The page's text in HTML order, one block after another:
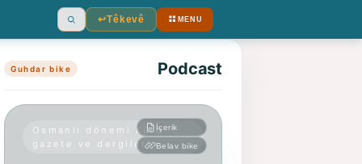
Ara ↩︎Têkevê MENU
Guhdar bike Podcast
Osmanlı dönemi Kürd
gazete ve dergileri
İçerik
Belav bike